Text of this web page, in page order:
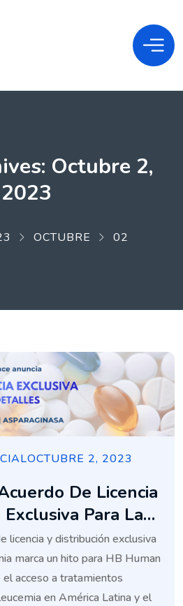
Octubre 2,
2023
OCTUBRE 02
OCTUBRE 2, 2023
De Licencia
Para La
En47
En Toda
Y El Caribe
licencia y distribución exclusiva
marca un hito para HB Human
el acceso a tratamientos
en América Latina y el